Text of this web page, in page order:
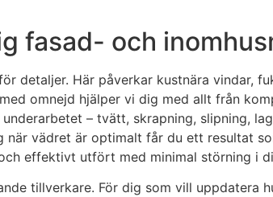
fasad- och
detaljer. Här påverkar kustnära vindar,
omnejd hjälper vi dig med allt från
– tvätt, skrapning, slipning,
vädret är optimalt får du ett resultat
effektivt utfört med minimal störning i
tillverkare. För dig som vill uppdatera